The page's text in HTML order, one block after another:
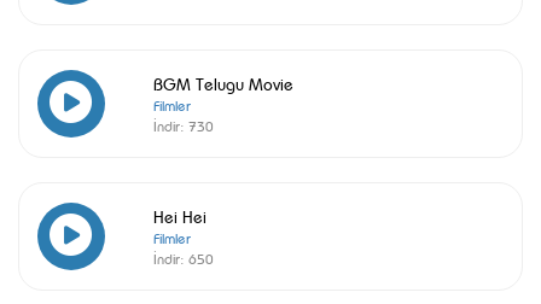
BGM Telugu Movie
Filmler
İndir: 730
Hei Hei
Filmler
İndir: 650